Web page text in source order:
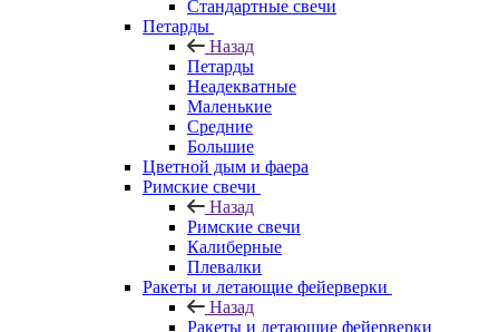
Стандартные свечи
Петарды
Назад
Петарды
Неадекватные
Маленькие
Средние
Большие
Цветной дым и фаера
Римские свечи
Назад
Римские свечи
Калиберные
Плевалки
Ракеты и летающие фейерверки
Назад
Ракеты и летающие фейерверки